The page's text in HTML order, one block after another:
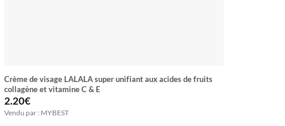
Crème de visage LALALA super unifiant aux acides de fruits
collagène et vitamine C & E
2.20€
Vendu par : MYBEST